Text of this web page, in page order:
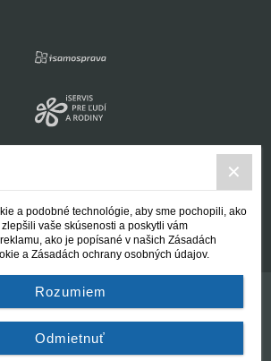
Kontakt
Všeobecné podmienky
a podobné technológie, aby sme pochopili, ako
vaše skúsenosti a poskytli vám
ako je popísané v našich Zásadách
a Zásadách ochrany osobných údajov.
Rozumiem
Odmietnuť